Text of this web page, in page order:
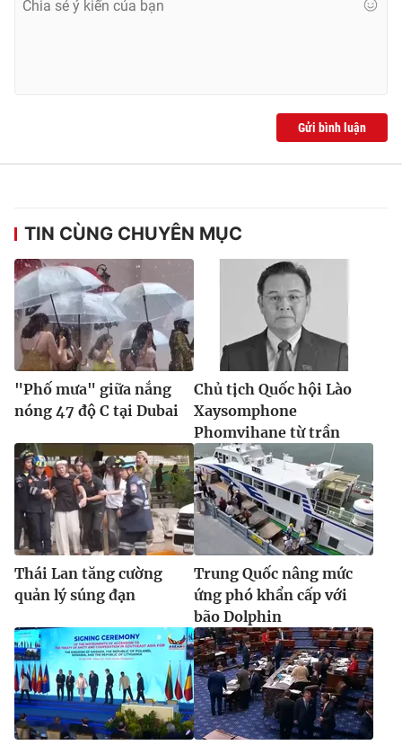
Gửi bình luận
TIN CÙNG CHUYÊN MỤC
"Phố mưa" giữa nắng
nóng 47 độ C tại Dubai
Chủ tịch Quốc hội Lào
Xaysomphone
Phomvihane từ trần
Thái Lan tăng cường
quản lý súng đạn
Trung Quốc nâng mức
ứng phó khẩn cấp với
bão Dolphin